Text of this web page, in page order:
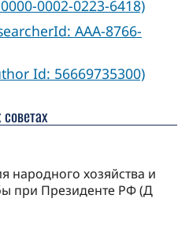
0002-0223-6418)
AAA-8766-
Id: 56669735300)
народного хозяйства и
при Президенте РФ (Д